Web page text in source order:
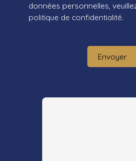
données personnelles,
politique de confidentialité.
Envoyer